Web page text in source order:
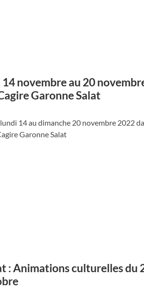
novembre au 20
Garonne Salat
14 au dimanche 20 novembre 2022
Garonne Salat
: Animations culturelles du